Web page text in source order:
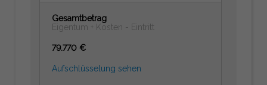
Gesamtbetrag
Eigentum + Kosten - Eintritt
79.770 €
Aufschlüsselung sehen